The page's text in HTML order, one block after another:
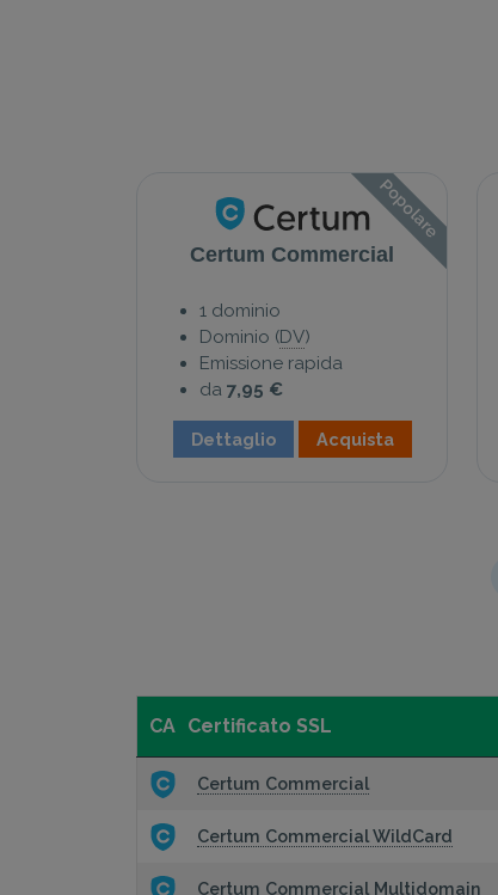
Popolare
Certum Commercial
1 dominio
Dominio (DV)
Emissione rapida
da 7,95 €
Dettaglio Acquista
CA Certificato SSL
Certum Commercial
Certum Commercial WildCard
Certum Commercial Multidomain